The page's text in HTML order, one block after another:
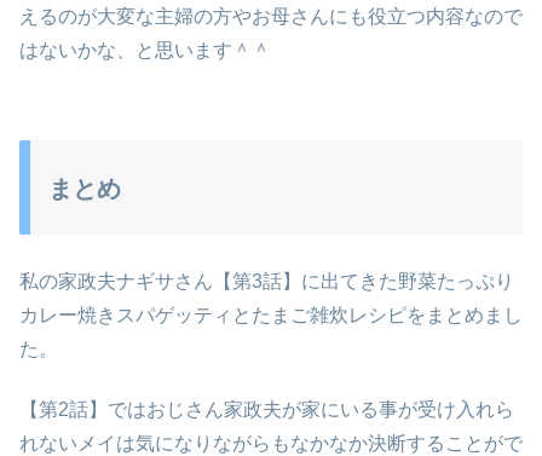
えるのが大変な主婦の方やお母さんにも役立つ内容なので
はないかな、と思います＾＾
まとめ
私の家政夫ナギサさん【第3話】に出てきた野菜たっぷり
カレー焼きスパゲッティとたまご雑炊レシピをまとめまし
た。
【第2話】ではおじさん家政夫が家にいる事が受け入れら
れないメイは気になりながらもなかなか決断することがで